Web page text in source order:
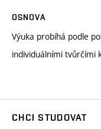
OSNOVA
Výuka probíhá podle
individuálními tvůrčími
CHCI STUDOVAT